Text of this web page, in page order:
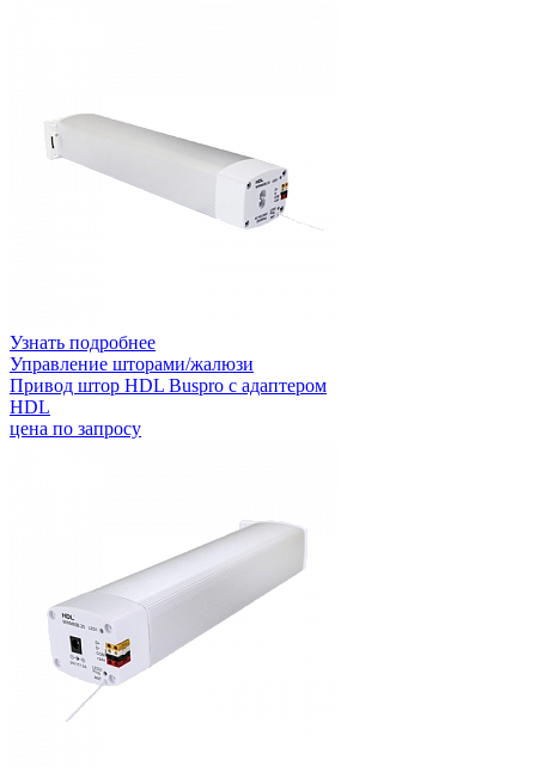
Узнать подробнее
Управление шторами/жалюзи
Привод штор HDL Buspro с адаптером
HDL
цена по запросу